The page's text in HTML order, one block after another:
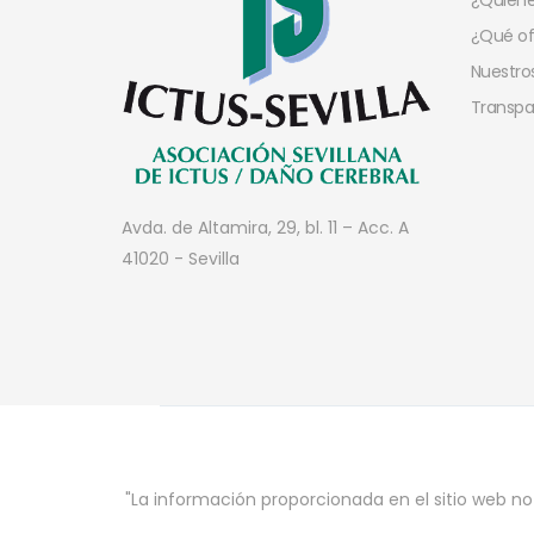
Avda. de Altamira, 29, bl. 11 – Acc. A
41020 - Sevilla
¿Qué
"La información proporcionada en el sitio web